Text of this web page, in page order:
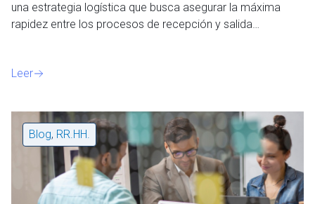
una estrategia logística que busca asegurar la máxima
rapidez entre los procesos de recepción y salida…
Leer
Blog, RR.HH.